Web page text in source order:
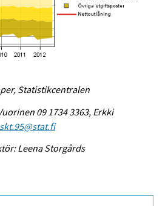
Statistikcentralen
09 1734 3363, Erkki
skt.95@stat.fi
Leena Storgårds